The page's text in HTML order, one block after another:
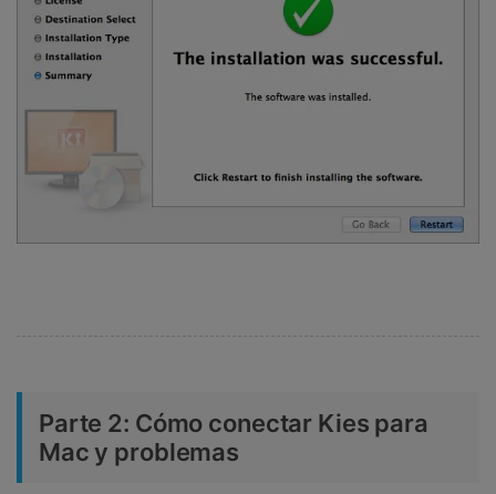
Parte 2: Cómo conectar Kies para
Mac y problemas